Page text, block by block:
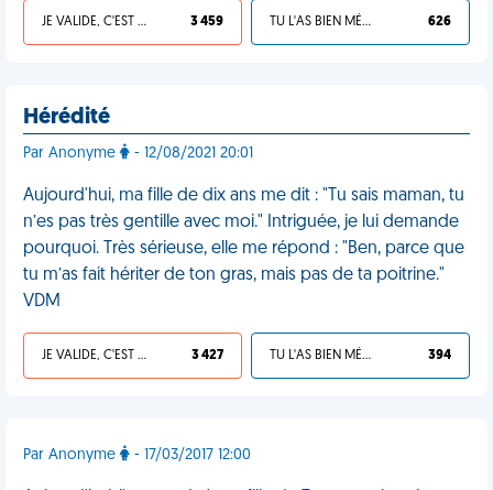
JE VALIDE, C'EST UNE VDM 3 459 TU L'AS BIEN MÉRITÉ 626
Hérédité
Par Anonyme - 12/08/2021 20:01
Aujourd'hui, ma fille de dix ans me dit : "Tu sais maman, tu
n’es pas très gentille avec moi." Intriguée, je lui demande
pourquoi. Très sérieuse, elle me répond : "Ben, parce que
tu m’as fait hériter de ton gras, mais pas de ta poitrine."
VDM
JE VALIDE, C'EST UNE VDM 3 427 TU L'AS BIEN MÉRITÉ 394
Par Anonyme - 17/03/2017 12:00